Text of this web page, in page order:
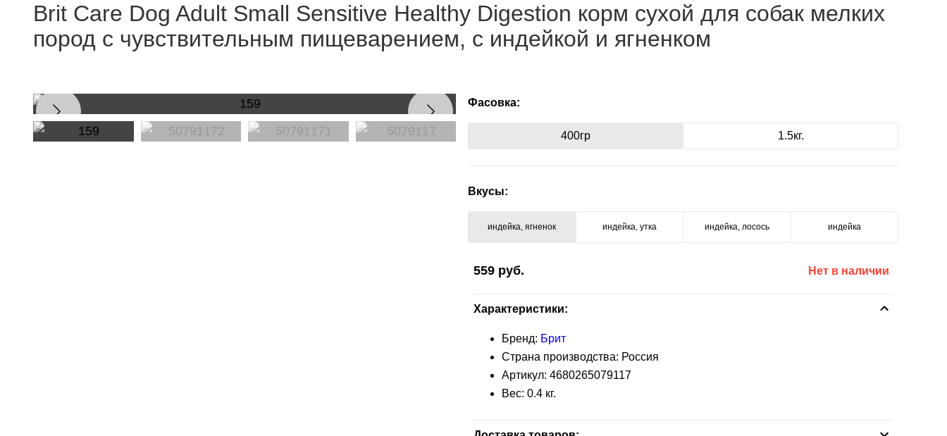
Brit Care Dog Adult Small Sensitive Healthy Digestion корм сухой для собак мелких
пород с чувствительным пищеварением, с индейкой и ягненком
Фасовка:
400гр 1.5кг.
Вкусы:
индейка, ягненок индейка, утка индейка, лосось индейка
559 руб. Нет в наличии
Характеристики:
Бренд: Брит
Страна производства: Россия
Артикул: 4680265079117
Вес: 0.4 кг.